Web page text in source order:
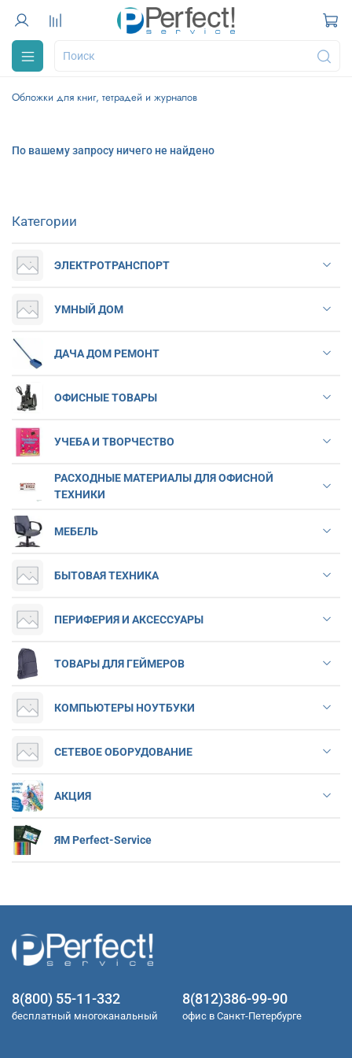
Обложки для книг, тетрадей и журналов
По вашему запросу ничего не найдено
Категории
ЭЛЕКТРОТРАНСПОРТ
УМНЫЙ ДОМ
ДАЧА ДОМ РЕМОНТ
ОФИСНЫЕ ТОВАРЫ
УЧЕБА И ТВОРЧЕСТВО
РАСХОДНЫЕ МАТЕРИАЛЫ ДЛЯ ОФИСНОЙ
ТЕХНИКИ
МЕБЕЛЬ
БЫТОВАЯ ТЕХНИКА
ПЕРИФЕРИЯ И АКСЕССУАРЫ
ТОВАРЫ ДЛЯ ГЕЙМЕРОВ
КОМПЬЮТЕРЫ НОУТБУКИ
СЕТЕВОЕ ОБОРУДОВАНИЕ
АКЦИЯ
ЯМ Perfect-Service
8(800) 55-11-332
бесплатный многоканальный
8(812)386-99-90
офис в Санкт-Петербурге